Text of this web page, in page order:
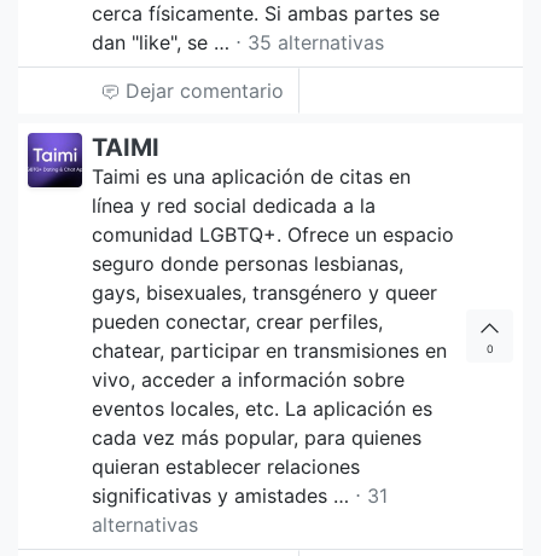
cerca físicamente. Si ambas partes se
dan "like", se … ⋅ 35 alternativas
Dejar comentario
TAIMI
Taimi es una aplicación de citas en
línea y red social dedicada a la
comunidad LGBTQ+. Ofrece un espacio
seguro donde personas lesbianas,
gays, bisexuales, transgénero y queer
pueden conectar, crear perfiles,
chatear, participar en transmisiones en
vivo, acceder a información sobre
eventos locales, etc. La aplicación es
cada vez más popular, para quienes
quieran establecer relaciones
significativas y amistades … ⋅ 31
alternativas
0